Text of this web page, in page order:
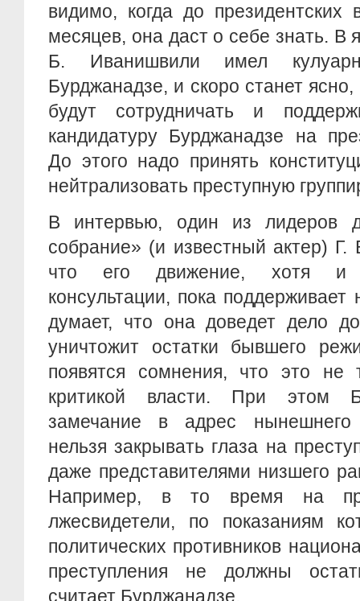
видимо, когда до президентских
месяцев, она даст о себе знать. В
Б. Иванишвили имел
Бурджанадзе, и скоро станет
будут сотрудничать и
кандидатуру Бурджанадзе на
До этого надо принять
нейтрализовать преступную
В интервью, один из лидеров
собрание» (и известный актер) Г.
что его движение, хотя и
консультации, пока поддерживает
думает, что она доведет дело
уничтожит остатки бывшего
появятся сомнения, что это не
критикой власти. При этом
замечание в адрес нынешнего
нельзя закрывать глаза на
даже представителями низшего
Например, в то время на
лжесвидетели, по показаниям
политических противников
преступления не должны
считает Бурджанадзе.